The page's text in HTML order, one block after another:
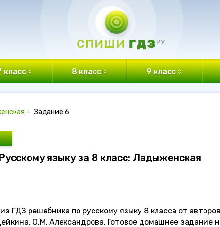
класс 8 класс 9 класс
• Задание 6
языку за 8 класс: Ладыженская
ГДЗ решебника по русскому языку 8 класса от авторов
О.М. Александрова. Готовое домашнее задание